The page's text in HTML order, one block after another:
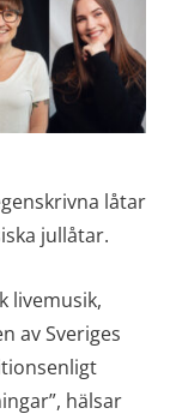
låtar
jullåtar.
livemusik,
av Sveriges
hälsar